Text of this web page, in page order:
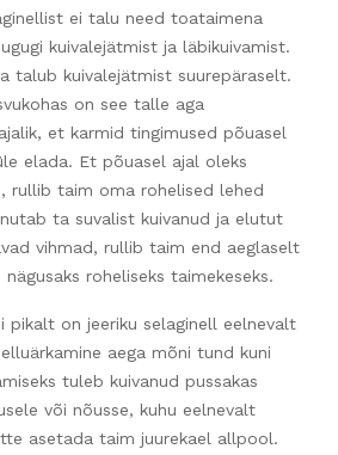
ei talu need toataimena
kuivalejätmist ja läbikuivamist.
talub kuivalejätmist suurepäraselt.
on see talle aga
et karmid tingimused põuasel
elada. Et põuasel ajal oleks
rullib taim oma rohelised lehed
ta suvalist kuivanud ja elutut
vihmad, rullib taim end aeglaselt
roheliseks taimekeseks.
pikalt on jeeriku selaginell eelnevalt
aega mõni tund kuni
tuleb kuivanud pussakas
või nõusse, kuhu eelnevalt
asetada taim juurekael allpool.